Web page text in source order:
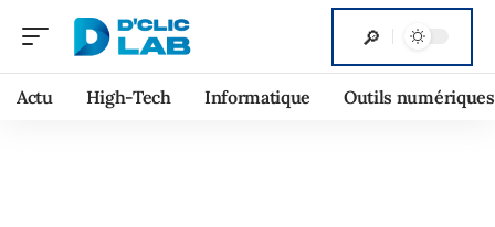
Actu High-Tech Informatique Outils numériques